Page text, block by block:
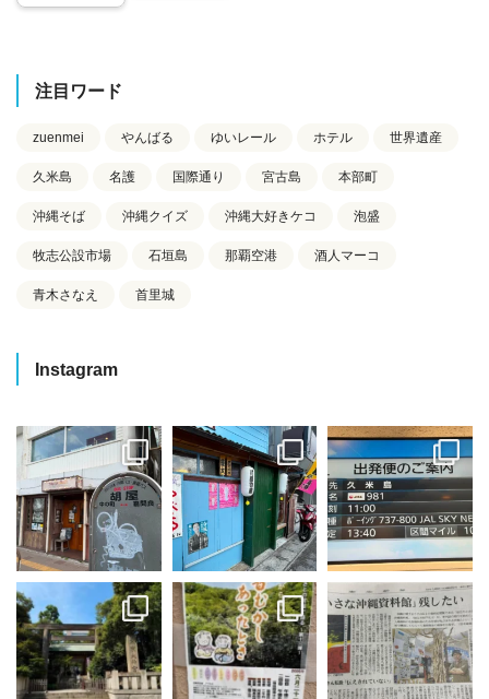
注目ワード
zuenmei やんばる ゆいレール ホテル 世界遺産
久米島 名護 国際通り 宮古島 本部町
沖縄そば 沖縄クイズ 沖縄大好きケコ 泡盛
牧志公設市場 石垣島 那覇空港 酒人マーコ
青木さなえ 首里城
Instagram